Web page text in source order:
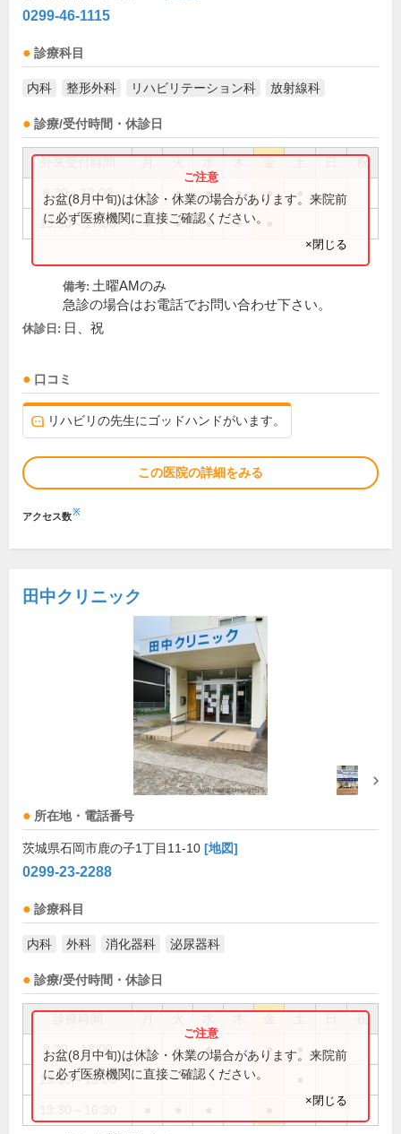
0299-46-1115
診療科目
内科 整形外科 リハビリテーション科 放射線科
診療/受付時間・休診日
祝
8:30～12:00 ● ● ● ● ●
13:30～17:00 ● ● ● ●
お盆(8月中旬)は休診・休業の場合があります。来院前
に必ず医療機関に直接ご確認ください。
×閉じる
備考: 土曜AMのみ
急診の場合はお電話でお問い合わせ下さい。
休診日: 日、祝
口コミ
リハビリの先生にゴッドハンドがいます。
この医院の詳細をみる
アクセス数※
田中クリニック
所在地・電話番号
茨城県石岡市鹿の子1丁目11-10 [地図]
0299-23-2288
診療科目
内科 外科 消化器科 泌尿器科
診療/受付時間・休診日
祝
8:30～12:00 ● ● ● ●
13:30～15:00
お盆(8月中旬)は休診・休業の場合があります。来院前
に必ず医療機関に直接ご確認ください。
×閉じる